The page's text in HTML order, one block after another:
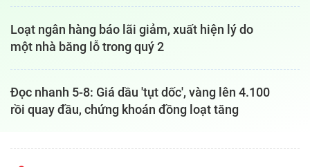
Loạt ngân hàng báo lãi giảm, xuất hiện lý do
một nhà băng lỗ trong quý 2
Đọc nhanh 5-8: Giá dầu 'tụt dốc', vàng lên 4.100
rồi quay đầu, chứng khoán đồng loạt tăng